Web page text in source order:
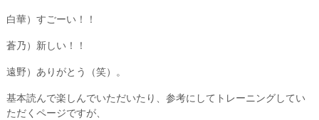
白華）すごーい！！
蒼乃）新しい！！
遠野）ありがとう（笑）。
基本読んで楽しんでいただいたり、参考にしてトレーニングしてい
ただくページですが、